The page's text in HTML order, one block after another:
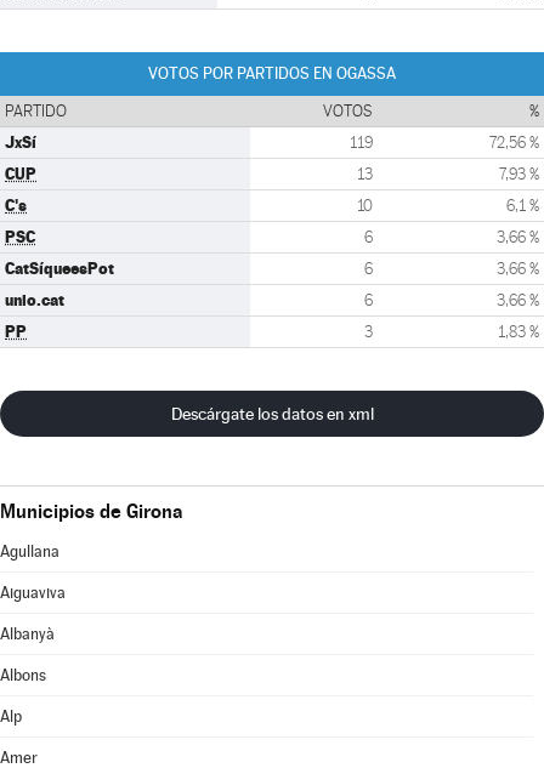
VOTOS POR PARTIDOS EN OGASSA
PARTIDO VOTOS %
JxSí 119 72,56 %
CUP 13 7,93 %
C's 10 6,1 %
PSC 6 3,66 %
CatSíqueesPot 6 3,66 %
unio.cat 6 3,66 %
PP 3 1,83 %
Descárgate los datos en xml
Municipios de Girona
Agullana
Aiguaviva
Albanyà
Albons
Alp
Amer